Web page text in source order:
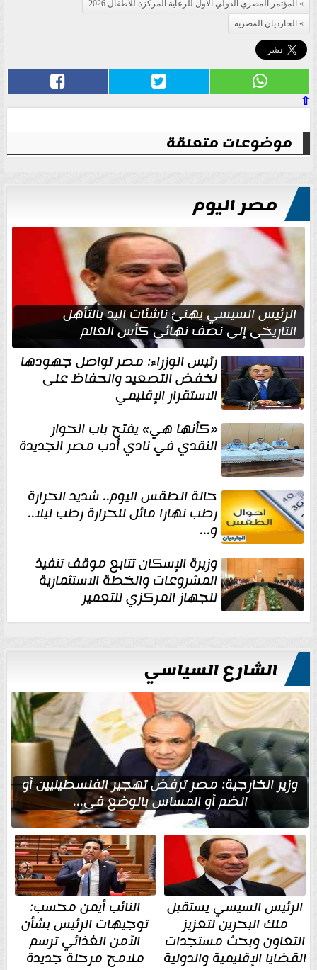
المؤتمر المصري الدولي الأول للرعاية المركزة للأطفال 2026
الجارديان المصريه
⇧
موضوعات متعلقة
مصر اليوم
الرئيس السيسي يهنئ ناشئات اليد بالتأهل
التاريخي إلى نصف نهائي كأس العالم
رئيس الوزراء: مصر تواصل جهودها
لخفض التصعيد والحفاظ على
الاستقرار الإقليمي
«كأنها هي» يفتح باب الحوار
النقدي في نادي أدب مصر الجديدة
حالة الطقس اليوم.. شديد الحرارة
رطب نهارا مائل للحرارة رطب ليلا..
و...
وزيرة الإسكان تتابع موقف تنفيذ
المشروعات والخطة الاستثمارية
للجهاز المركزي للتعمير
الشارع السياسي
وزير الخارجية: مصر ترفض تهجير الفلسطينيين أو
الضم أو المساس بالوضع في...
الرئيس السيسي يستقبل
ملك البحرين لتعزيز
التعاون وبحث مستجدات
القضايا الإقليمية والدولية
النائب أيمن محسب:
توجيهات الرئيس بشأن
الأمن الغذائي ترسم
ملامح مرحلة جديدة